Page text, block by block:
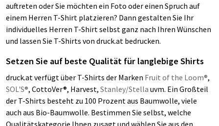
auftreten oder Sie möchten ein Foto oder einen Spruch auf
einem Herren T-Shirt platzieren? Dann gestalten Sie Ihr
individuelles Herren T-Shirt selbst ganz nach Ihren Wünschen
und lassen Sie T-Shirts von druck.at bedrucken.
Setzen Sie auf beste Qualität für langlebige Shirts
druck.at verfügt über T-Shirts der Marken Fruit of the Loom®,
SOL'S®, CottoVer®, Harvest, Stanley/Stella uvm. Ein Großteil
der T-Shirts besteht zu 100 Prozent aus Baumwolle, viele
auch aus Bio-Baumwolle. Bestimmen Sie selbst, welche
Qualitätskategorie Ihnen zusagt und wählen Sie aus den